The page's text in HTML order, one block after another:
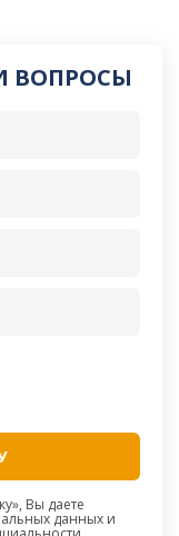
ВОПРОСЫ
Вы даете
данных и